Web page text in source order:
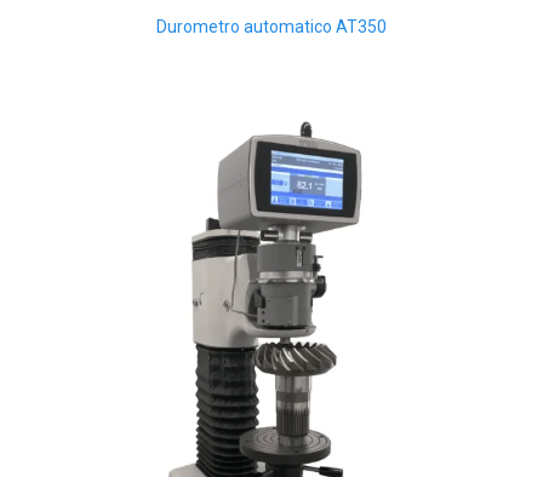
Durometro automatico AT350